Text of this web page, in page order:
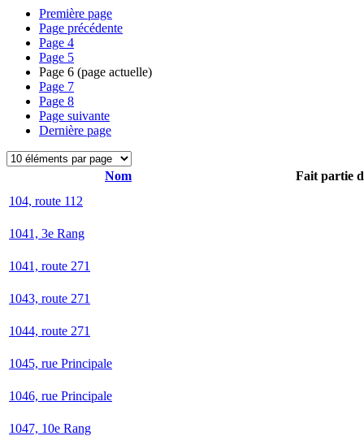
Première page
Page précédente
Page 4
Page 5
Page 6 (page actuelle)
Page 7
Page 8
Page suivante
Dernière page
Nom
Fait partie
104, route 112
1041, 3e Rang
1041, route 271
1043, route 271
1044, route 271
1045, rue Principale
1046, rue Principale
1047, 10e Rang